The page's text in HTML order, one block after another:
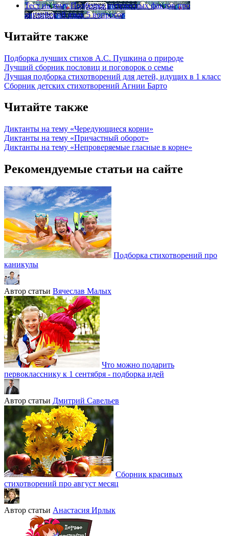
Тест на тему Подборка интересных фактов про
английский язык 5 вопросов
Читайте также
Подборка лучших стихов А.С. Пушкина о природе
Лучший сборник пословиц и поговорок о семье
Лучшая подборка стихотворений для детей, идущих в 1 класс
Сборник детских стихотворений Агнии Барто
Читайте также
Диктанты на тему «Чередующиеся корни»
Диктанты на тему «Причастный оборот»
Диктанты на тему «Непроверяемые гласные в корне»
Рекомендуемые статьи на сайте
Подборка стихотворений про
каникулы
Автор статьи Вячеслав Малых
Что можно подарить
первокласснику к 1 сентября - подборка идей
Автор статьи Дмитрий Савельев
Сборник красивых
стихотворений про август месяц
Автор статьи Анастасия Ирлык